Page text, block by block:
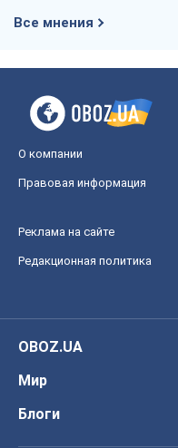
Все мнения
О компании
Правовая информация
Реклама на сайте
Редакционная политика
OBOZ.UA
Мир
Блоги